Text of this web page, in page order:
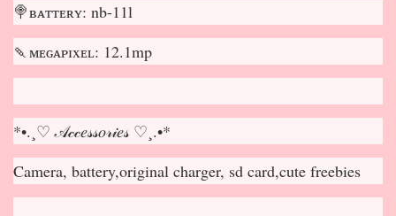
🍭ʙᴀᴛᴛᴇʀʏ: nb-11l
🍡ᴍᴇɢᴀᴘɪxᴇʟ: 12.1mp
*•.¸♡ 𝒜𝒸𝒸𝑒𝓈𝓈𝑜𝓇𝒾𝑒𝓈 ♡¸.•*
Camera, battery,original charger, sd card,cute freebies